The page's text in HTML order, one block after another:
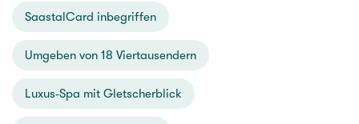
SaastalCard inbegriffen
Umgeben von 18 Viertausendern
Luxus‑Spa mit Gletscherblick